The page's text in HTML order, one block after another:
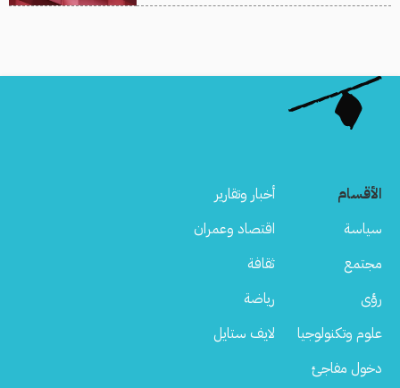
الأقسام
أخبار وتقارير
سياسة
اقتصاد وعمران
مجتمع
ثقافة
رؤى
رياضة
علوم وتكنولوجيا
لايف ستايل
دخول مفاجئ